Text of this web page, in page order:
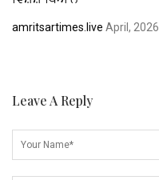
amritsartimes.live April, 2026
Leave A Reply